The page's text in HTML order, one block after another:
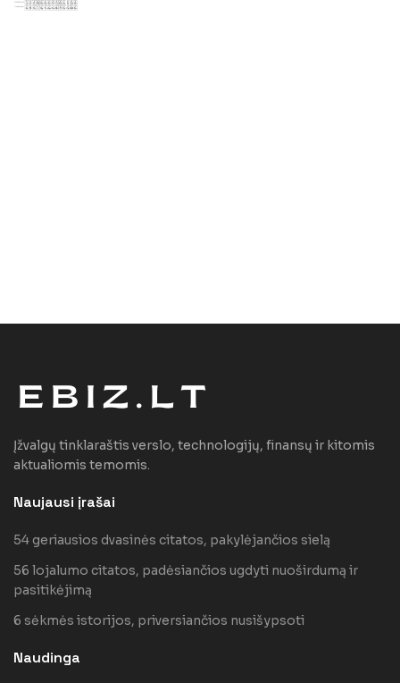
Įžvalgų tinklaraštis verslo, technologijų, finansų ir kitomis
aktualiomis temomis.
Naujausi įrašai
54 geriausios dvasinės citatos, pakylėjančios sielą
56 lojalumo citatos, padėsiančios ugdyti nuoširdumą ir
pasitikėjimą
6 sėkmės istorijos, priversiančios nusišypsoti
Naudinga